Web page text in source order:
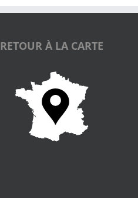
RETOUR À LA CARTE